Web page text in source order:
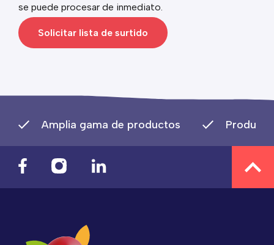
se puede procesar de inmediato.
Solicitar lista de surtido
Amplia gama de productos